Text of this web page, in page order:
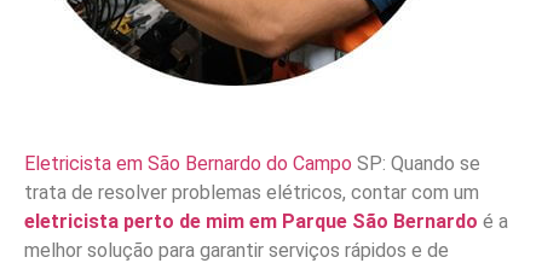
Eletricista em São Bernardo do Campo SP: Quando se
trata de resolver problemas elétricos, contar com um
eletricista perto de mim em Parque São Bernardo é a
melhor solução para garantir serviços rápidos e de